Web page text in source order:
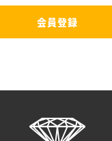
会員登録